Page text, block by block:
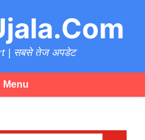
| सबसे तेज अपडेट
Menu